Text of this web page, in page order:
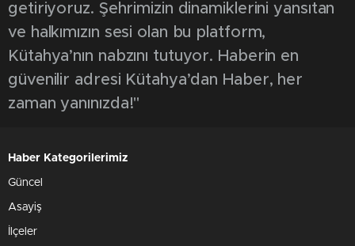
getiriyoruz. Şehrimizin dinamiklerini yansıtan
ve halkımızın sesi olan bu platform,
Kütahya’nın nabzını tutuyor. Haberin en
güvenilir adresi Kütahya’dan Haber, her
zaman yanınızda!"
Haber Kategorilerimiz
Güncel
Asayiş
İlçeler